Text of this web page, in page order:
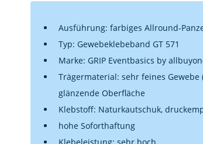
Ausführung: farbiges Allround-
Typ: Gewebeklebeband GT 571
Marke: GRIP Eventbasics by
Trägermaterial: sehr feines Gewebe
glänzende Oberfläche
Klebstoff: Naturkautschuk,
hohe Soforthaftung
Klebeleistung: sehr hoch